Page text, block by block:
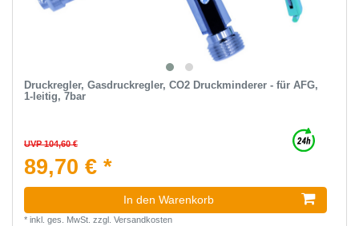
Druckregler, Gasdruckregler, CO2 Druckminderer - für AFG,
1-leitig, 7bar
UVP 104,60 €
89,70 € *
In den Warenkorb
* inkl. ges. MwSt. zzgl. Versandkosten